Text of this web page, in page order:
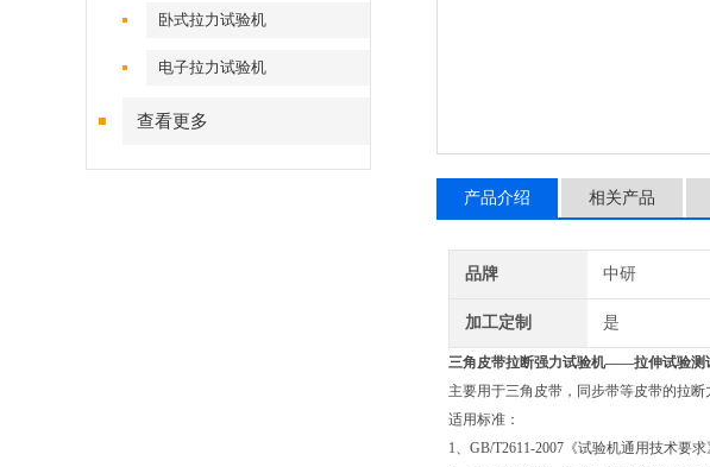
卧式拉力试验机
电子拉力试验机
查看更多
产品介绍 相关产品
品牌 中研
加工定制 是
三角皮带拉断强力试验机——拉伸试验测
主要用于三角皮带，同步带等皮带的拉断
适用标准：
1、GB/T2611-2007《试验机通用技术要求